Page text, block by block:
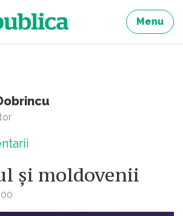
Menu
și moldovenii